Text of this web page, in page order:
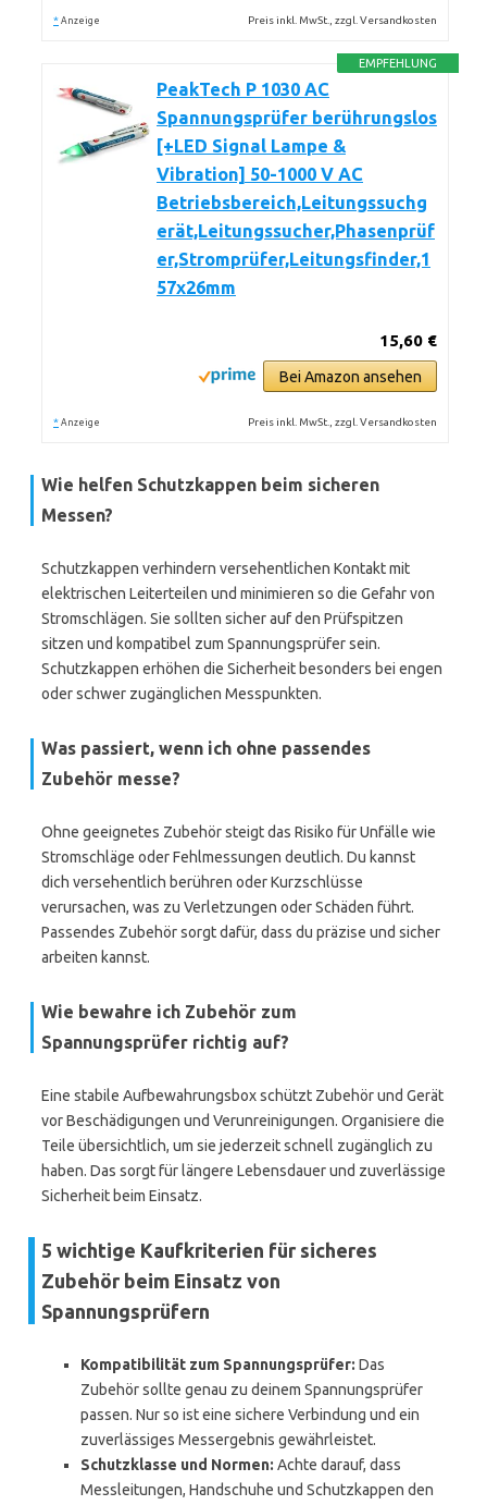
* Anzeige Preis inkl. MwSt., zzgl. Versandkosten
EMPFEHLUNG
PeakTech P 1030 AC
Spannungsprüfer berührungslos
[+LED Signal Lampe &
Vibration] 50-1000 V AC
Betriebsbereich,Leitungssuchg
erät,Leitungssucher,Phasenprüf
er,Stromprüfer,Leitungsfinder,1
57x26mm
15,60 €
Bei Amazon ansehen
* Anzeige Preis inkl. MwSt., zzgl. Versandkosten
Wie helfen Schutzkappen beim sicheren
Messen?
Schutzkappen verhindern versehentlichen Kontakt mit
elektrischen Leiterteilen und minimieren so die Gefahr von
Stromschlägen. Sie sollten sicher auf den Prüfspitzen
sitzen und kompatibel zum Spannungsprüfer sein.
Schutzkappen erhöhen die Sicherheit besonders bei engen
oder schwer zugänglichen Messpunkten.
Was passiert, wenn ich ohne passendes
Zubehör messe?
Ohne geeignetes Zubehör steigt das Risiko für Unfälle wie
Stromschläge oder Fehlmessungen deutlich. Du kannst
dich versehentlich berühren oder Kurzschlüsse
verursachen, was zu Verletzungen oder Schäden führt.
Passendes Zubehör sorgt dafür, dass du präzise und sicher
arbeiten kannst.
Wie bewahre ich Zubehör zum
Spannungsprüfer richtig auf?
Eine stabile Aufbewahrungsbox schützt Zubehör und Gerät
vor Beschädigungen und Verunreinigungen. Organisiere die
Teile übersichtlich, um sie jederzeit schnell zugänglich zu
haben. Das sorgt für längere Lebensdauer und zuverlässige
Sicherheit beim Einsatz.
5 wichtige Kaufkriterien für sicheres
Zubehör beim Einsatz von
Spannungsprüfern
Kompatibilität zum Spannungsprüfer: Das
Zubehör sollte genau zu deinem Spannungsprüfer
passen. Nur so ist eine sichere Verbindung und ein
zuverlässiges Messergebnis gewährleistet.
Schutzklasse und Normen: Achte darauf, dass
Messleitungen, Handschuhe und Schutzkappen den